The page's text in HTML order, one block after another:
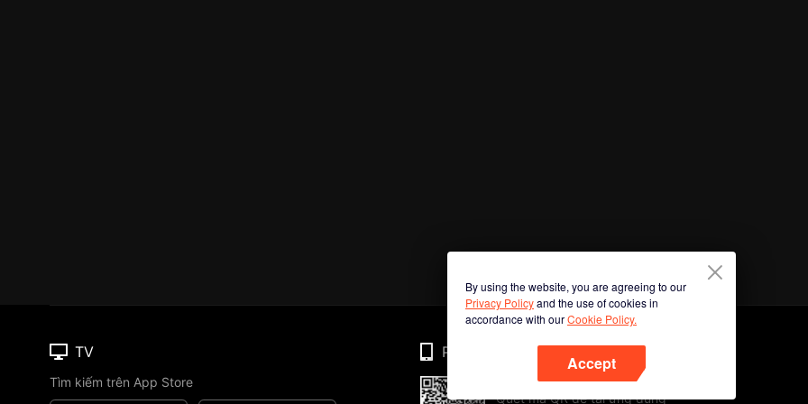
By using the website, you are agreeing to our
Privacy Policyand the use of cookies in
accordance with ourCookie Policy.
Accept
TV
Tìm kiếm trên App Store
Phone
Quét mã QR để tải ứng dụng